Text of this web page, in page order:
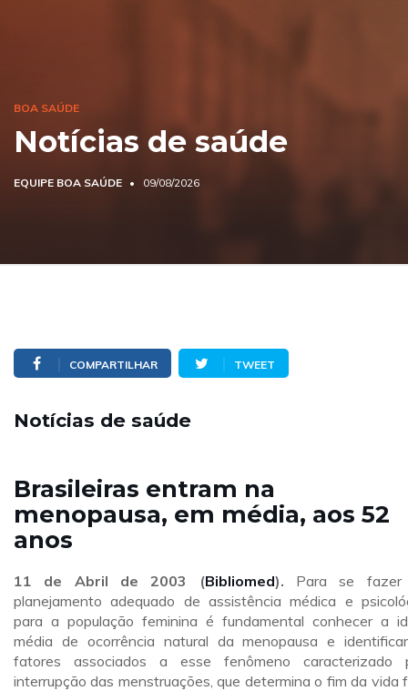
BOA SAÚDE
Notícias de saúde
EQUIPE BOA SAÚDE 09/08/2026
COMPARTILHAR TWEET
Notícias de saúde
Brasileiras entram na
menopausa, em média, aos 52
anos
11 de Abril de 2003 (Bibliomed). Para se fazer
planejamento adequado de assistência médica e
para a população feminina é fundamental conhecer a
média de ocorrência natural da menopausa e
fatores associados a esse fenômeno caracterizado
interrupção das menstruações, que determina o fim da vida